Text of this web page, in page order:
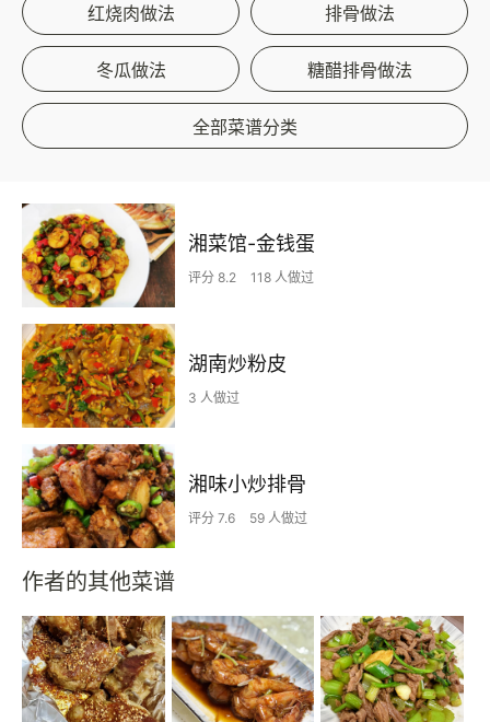
红烧肉做法 排骨做法
冬瓜做法 糖醋排骨做法
全部菜谱分类
湘菜馆-金钱蛋
评分 8.2 118 人做过
湖南炒粉皮
3 人做过
湘味小炒排骨
评分 7.6 59 人做过
作者的其他菜谱